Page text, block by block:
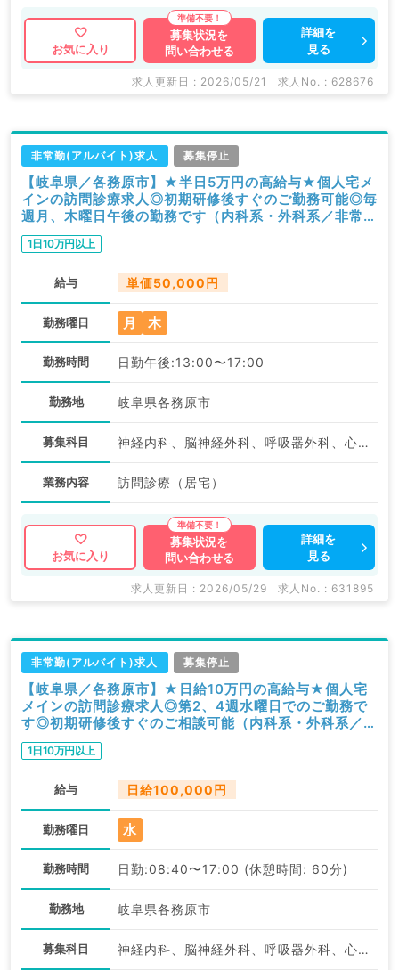
お気に入り
募集状況を
問い合わせる
詳細を
見る
求人更新日 : 2026/05/21 求人No. : 628676
非常勤(アルバイト)求人 募集停止
【岐阜県／各務原市】★半日5万円の高給与★個人宅メ
インの訪問診療求人◎初期研修後すぐのご勤務可能◎毎
週月、木曜日午後の勤務です（内科系・外科系／非常
勤）
1日10万円以上
給与 単価50,000円
勤務曜日 月 木
勤務時間 日勤午後:13:00〜17:00
勤務地 岐阜県各務原市
募集科目 神経内科、脳神経外科、呼吸器外科、心臓血管外科、一般内科、循環器内科、呼吸器内科、消化器内科、内分泌・代謝内科、腎臓内科、外科系全般、一般外科、消化器外科
業務内容 訪問診療（居宅）
お気に入り
募集状況を
問い合わせる
詳細を
見る
求人更新日 : 2026/05/29 求人No. : 631895
非常勤(アルバイト)求人 募集停止
【岐阜県／各務原市】★日給10万円の高給与★個人宅
メインの訪問診療求人◎第2、4週水曜日でのご勤務で
す◎初期研修後すぐのご相談可能（内科系・外科系／非
常勤）
1日10万円以上
給与 日給100,000円
勤務曜日 水
勤務時間 日勤:08:40〜17:00 (休憩時間: 60分)
勤務地 岐阜県各務原市
募集科目 神経内科、脳神経外科、呼吸器外科、心臓血管外科、一般内科、循環器内科、呼吸器内科、消化器内科、内分泌・代謝内科、腎臓内科、外科系全般、一般外科、消化器外科